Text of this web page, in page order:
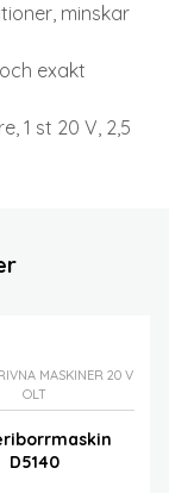
minskar
exakt
1 st 20 V, 2,5
MASKINER 20 V
OLT
D5140